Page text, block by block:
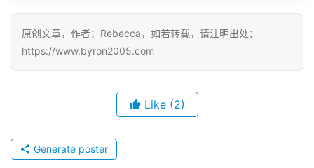
原创文章，作者：Rebecca，如若转载，请注明出处：
https://www.byron2005.com
Like (2)
Generate poster